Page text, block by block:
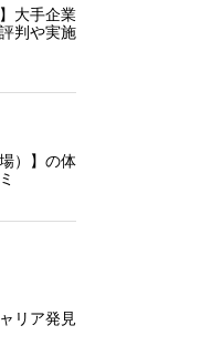
大手企業
判や実施
）】の体
リア発見